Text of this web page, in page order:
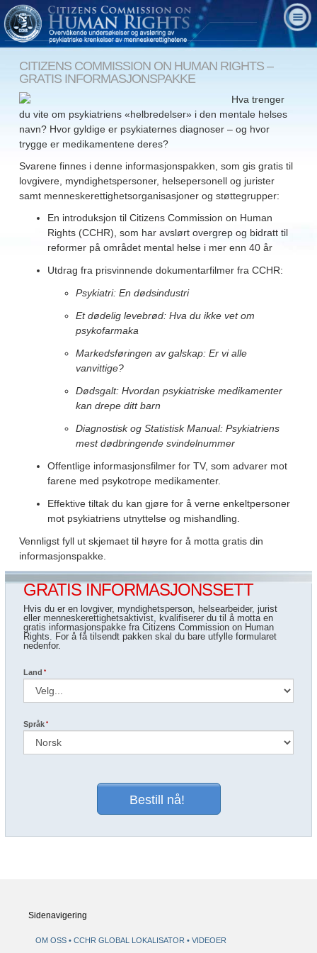
CITIZENS COMMISSION ON HUMAN RIGHTS –
GRATIS INFORMASJONSPAKKE
Hva trenger
du vite om psykiatriens «helbredelser» i den mentale helses
navn? Hvor gyldige er psykiaternes diagnoser – og hvor
trygge er medikamentene deres?
Svarene finnes i denne informasjonspakken, som gis gratis til
lovgivere, myndighetspersoner, helsepersonell og jurister
samt menneskerettighetsorganisasjoner og støttegrupper:
En introduksjon til Citizens Commission on Human
Rights (CCHR), som har avslørt overgrep og bidratt til
reformer på området mental helse i mer enn 40 år
Utdrag fra prisvinnende dokumentarfilmer fra CCHR:
Psykiatri: En dødsindustri
Et dødelig levebrød: Hva du ikke vet om
psykofarmaka
Markedsføringen av galskap: Er vi alle
vanvittige?
Dødsgalt: Hvordan psykiatriske medikamenter
kan drepe ditt barn
Diagnostisk og Statistisk Manual: Psykiatriens
mest dødbringende svindelnummer
Offentlige informasjonsfilmer for TV, som advarer mot
farene med psykotrope medikamenter.
Effektive tiltak du kan gjøre for å verne enkeltpersoner
mot psykiatriens utnyttelse og mishandling.
Vennligst fyll ut skjemaet til høyre for å motta gratis din
informasjonspakke.
GRATIS INFORMASJONSSETT
Hvis du er en lovgiver, myndighetsperson, helsearbeider, jurist
eller menneskerettighetsaktivist, kvalifiserer du til å motta en
gratis informasjonspakke fra Citizens Commission on Human
Rights. For å få tilsendt pakken skal du bare utfylle formularet
nedenfor.
Land
Språk
Bestill nå!
Sidenavigering
OM OSS CCHR GLOBAL LOKALISATOR VIDEOER